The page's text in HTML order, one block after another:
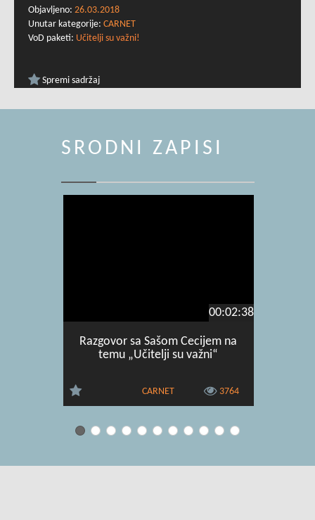
Objavljeno: 26.03.2018
Unutar kategorije: CARNET
VoD paketi: Učitelji su važni!
Spremi sadržaj
SRODNI ZAPISI
00:02:38
Razgovor sa Sašom Cecijem na
temu „Učitelji su važni“
CARNET 3764